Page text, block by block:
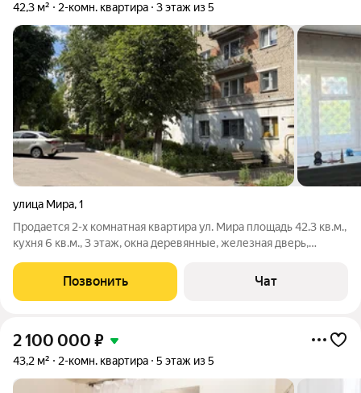
42,3 м² 2-комн. квартира 3 этаж из 5
улица Мира,1
Продается 2-х комнатная квартира ул. Мира площадь 42.3 кв.м.,
кухня 6 кв.м., 3 этаж, окна деревянные, железная дверь,
Позвонить Чат
2 100 000 ₽
43,2 м² 2-комн. квартира 5 этаж из 5